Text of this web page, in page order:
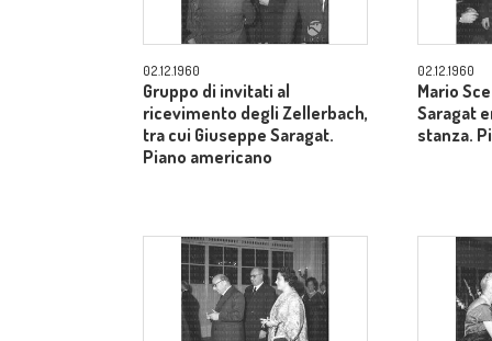
02.12.1960
Gruppo di invitati al
ricevimento degli Zellerbach,
tra cui Giuseppe Saragat.
Piano americano
02.12.1960
Mario
Saragat
stanza.